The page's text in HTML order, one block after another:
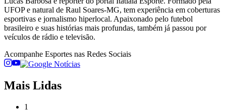
UFOP e natural de Raul Soares-MG, tem experiência em coberturas
esportivas e jornalismo hiperlocal. Apaixonado pelo futebol
brasileiro e suas histórias mais profundas, também já passou por
veículos de rádio e televisão.
Acompanhe Esportes nas Redes Sociais
Mais Lidas
1